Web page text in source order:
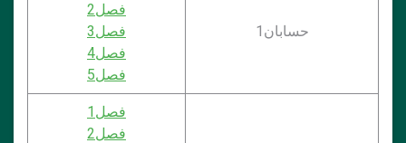
حسابان1
فصل2
فصل3
فصل4
فصل5
فصل1
فصل2